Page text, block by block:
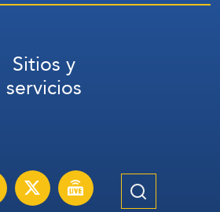
Sitios y
servicios